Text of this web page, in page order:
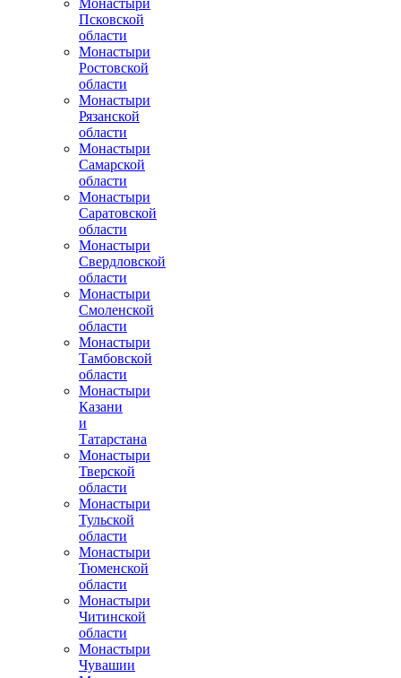
Псковской
области
Монастыри
Ростовской
области
Монастыри
Рязанской
области
Монастыри
Самарской
области
Монастыри
Саратовской
области
Монастыри
Свердловской
области
Монастыри
Смоленской
области
Монастыри
Тамбовской
области
Монастыри
Казани
и
Татарстана
Монастыри
Тверской
области
Монастыри
Тульской
области
Монастыри
Тюменской
области
Монастыри
Читинской
области
Монастыри
Чувашии